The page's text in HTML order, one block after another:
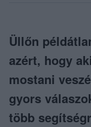
Üllőn
azért, hogy
mostani
gyors
több